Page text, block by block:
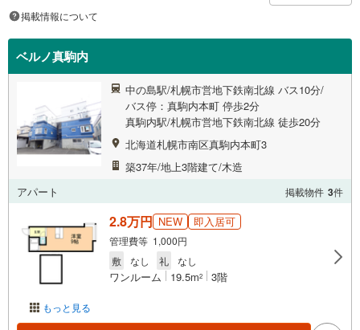
掲載情報について
ベルノ真駒内
中の島駅/札幌市営地下鉄南北線 バス10分/
バス停：真駒内本町 停歩2分
真駒内駅/札幌市営地下鉄南北線 徒歩20分
北海道札幌市南区真駒内本町3
築37年/地上3階建て/木造
アパート
掲載物件 3件
もっと見る
2.8万円 NEW 即入居可
管理費等 1,000円
敷
なし 礼 なし
ワンルーム 19.5m2 3階